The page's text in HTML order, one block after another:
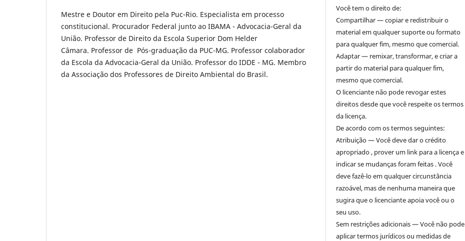
Mestre e Doutor em Direito pela Puc-Rio. Especialista em processo
constitucional. Procurador Federal junto ao IBAMA - Advocacia-Geral da
União. Professor de Direito da Escola Superior Dom Helder
Câmara. Professor de Pós-graduação da PUC-MG. Professor colaborador
da Escola da Advocacia-Geral da União. Professor do IDDE - MG. Membro
da Associação dos Professores de Direito Ambiental do Brasil.
Você tem o direito de:
Compartilhar — copiar e redistribuir o
material em qualquer suporte ou formato
para qualquer fim, mesmo que comercial.
Adaptar — remixar, transformar, e criar a
partir do material para qualquer fim,
mesmo que comercial.
O licenciante não pode revogar estes
direitos desde que você respeite os termos
da licença.
De acordo com os termos seguintes:
Atribuição — Você deve dar o crédito
apropriado , prover um link para a licença e
indicar se mudanças foram feitas . Você
deve fazê-lo em qualquer circunstância
razoável, mas de nenhuma maneira que
sugira que o licenciante apoia você ou o
seu uso.
Sem restrições adicionais — Você não pode
aplicar termos jurídicos ou medidas de